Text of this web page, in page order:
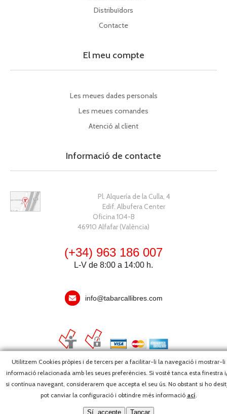
Utilitzem Cookies pròpies i de tercers per a facilitar-li la navegació i mostrar-li
informació relacionada amb les seues preferències. Si vosté tanca esta finestra
si contínua navegant, considerarem que accepta el seu ús. No obstant si ho
pot canviar la configuració i obtindre més informació ací.
Sí, accepte Tancar
Distribuïdors
Contacte
El meu compte
Les meues dades personals
Les meues comandes
Atenció al client
Informació de contacte
Pl. Alquería de la Culla, 4
Edif. Albufera Center
Oficina 104-B
46910 Alfafar (València)
(+34) 963 186 007
L-V de 8:00 a 14:00 h.
info@tabarcallibres.com
Copyright, 2026 © Editorial Tabarca Llibres, S.L. · Tots els drets
reservats ·Webmaster